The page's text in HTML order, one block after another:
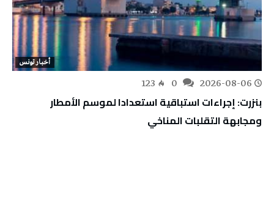
أخبار تونس
2026-08-06
123
بنزرت: إجراءات استباقية استعدادا لموسم الأمطار
ومجابهة التقلبات المناخي